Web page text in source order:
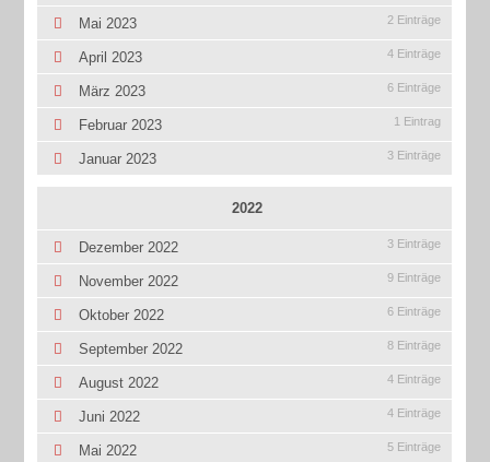
Mai 2023 2 Einträge
April 2023 4 Einträge
März 2023 6 Einträge
Februar 2023 1 Eintrag
Januar 2023 3 Einträge
2022
Dezember 2022 3 Einträge
November 2022 9 Einträge
Oktober 2022 6 Einträge
September 2022 8 Einträge
August 2022 4 Einträge
Juni 2022 4 Einträge
Mai 2022 5 Einträge